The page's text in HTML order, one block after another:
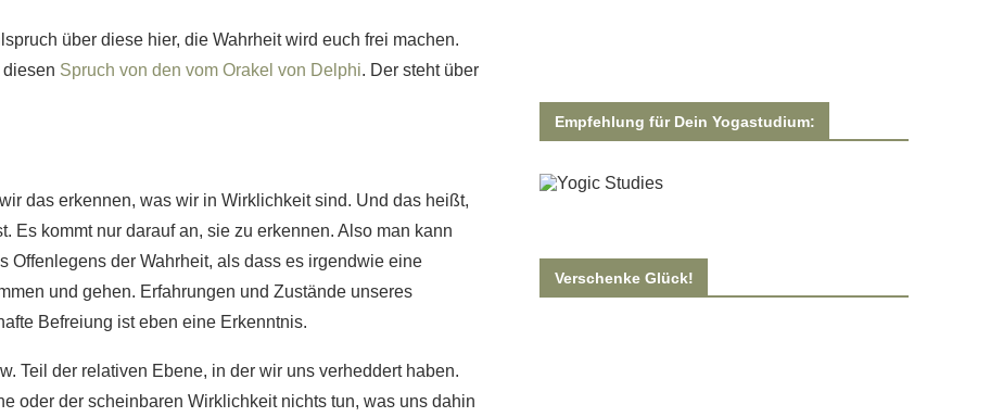
über diese hier, die Wahrheit wird euch frei machen.
diesen Spruch von den vom Orakel von Delphi. Der steht über
das erkennen, was wir in Wirklichkeit sind. Und das heißt,
Es kommt nur darauf an, sie zu erkennen. Also man kann
Offenlegens der Wahrheit, als dass es irgendwie eine
und gehen. Erfahrungen und Zustände unseres
Befreiung ist eben eine Erkenntnis.
Teil der relativen Ebene, in der wir uns verheddert haben.
oder der scheinbaren Wirklichkeit nichts tun, was uns dahin
Empfehlung für Dein Yogastudium:
Verschenke Glück!